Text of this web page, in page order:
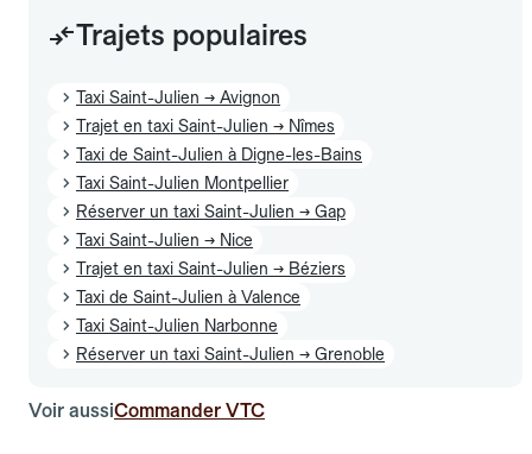
Trajets populaires
Taxi Saint-Julien → Avignon
Trajet en taxi Saint-Julien → Nîmes
Taxi de Saint-Julien à Digne-les-Bains
Taxi Saint-Julien Montpellier
Réserver un taxi Saint-Julien → Gap
Taxi Saint-Julien → Nice
Trajet en taxi Saint-Julien → Béziers
Taxi de Saint-Julien à Valence
Taxi Saint-Julien Narbonne
Réserver un taxi Saint-Julien → Grenoble
Voir aussiCommander VTC